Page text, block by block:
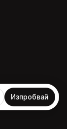
Изпробвай